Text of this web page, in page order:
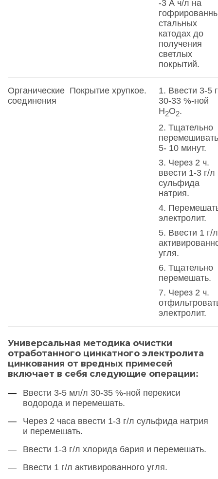
-3 А ч/л на
стальных
катодах до
получения
светлых
покрытий.
Органические
соединения
Покрытие хрупкое.
1. Ввести 3-5
30-33 %-ной
Н2О2.
2. Тщательно
перемешивать
5- 10 минут.
3. Через 2 ч.
ввести 1-3 г/л
сульфида
натрия.
4.
электролит.
5. Ввести 1 г/л
угля.
6. Тщательно
перемешать.
7. Через 2 ч.
электролит.
Универсальная методика очистки
отработанного цинкатного электролита
цинкования от вредных примесей
включает в себя следующие операции:
Ввести 3-5 мл/л 30-35 %-ной перекиси
водорода и перемешать.
Через 2 часа ввести 1-3 г/л сульфида натрия
и перемешать.
Ввести 1-3 г/л хлорида бария и перемешать.
Ввести 1 г/л активированного угля.